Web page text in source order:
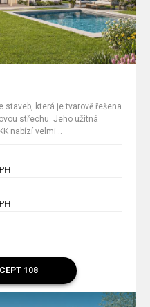
staveb, která je tvarově řešena
střechu. Jeho užitná
nabízí velmi ..
108